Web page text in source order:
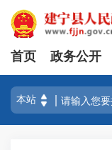
首页 政务公开